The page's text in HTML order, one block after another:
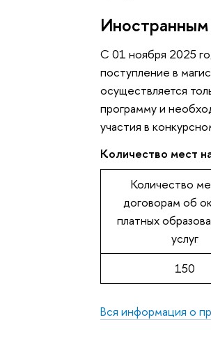
C 01 ноября 2025
поступление в
осуществляется
программу и
участия в
Количество мест
Количество
договорам об
платных
услуг
150
Вся информация о